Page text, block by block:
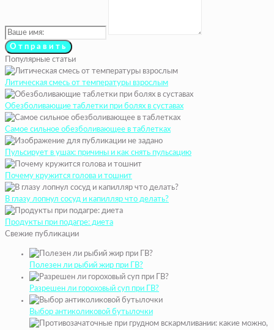
Популярные статьи
Литическая смесь от температуры взрослым
Обезболивающие таблетки при болях в суставах
Самое сильное обезболивающее в таблетках
Пульсирует в ушах: причины и как снять пульсацию
Почему кружится голова и тошнит
В глазу лопнул сосуд и капилляр что делать?
Продукты при подагре: диета
Свежие публикации
Полезен ли рыбий жир при ГВ?
Разрешен ли гороховый суп при ГВ?
Выбор антиколиковой бутылочки